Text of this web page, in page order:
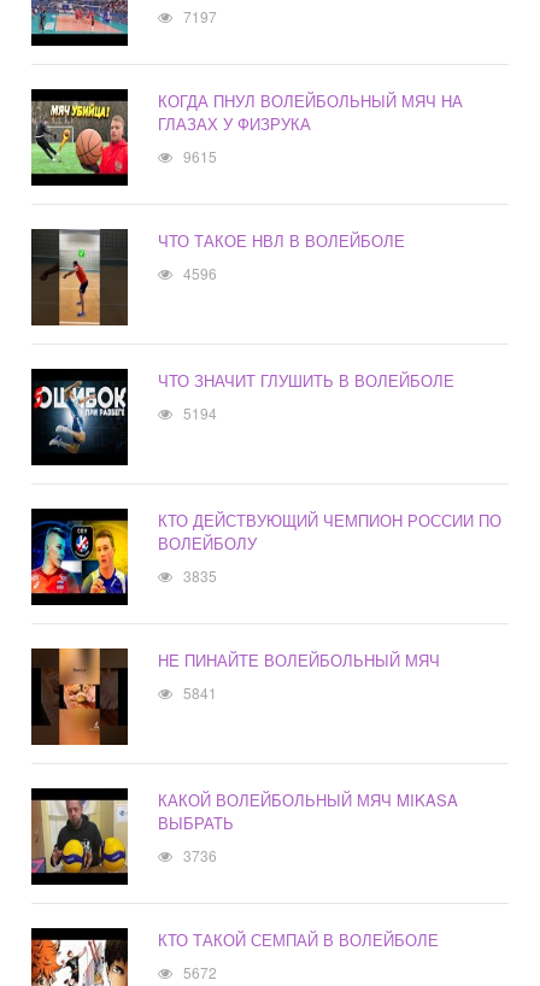
7197
КОГДА ПНУЛ ВОЛЕЙБОЛЬНЫЙ МЯЧ НА
ГЛАЗАХ У ФИЗРУКА
9615
ЧТО ТАКОЕ НВЛ В ВОЛЕЙБОЛЕ
4596
ЧТО ЗНАЧИТ ГЛУШИТЬ В ВОЛЕЙБОЛЕ
5194
КТО ДЕЙСТВУЮЩИЙ ЧЕМПИОН РОССИИ ПО
ВОЛЕЙБОЛУ
3835
НЕ ПИНАЙТЕ ВОЛЕЙБОЛЬНЫЙ МЯЧ
5841
КАКОЙ ВОЛЕЙБОЛЬНЫЙ МЯЧ MIKASA
ВЫБРАТЬ
3736
КТО ТАКОЙ СЕМПАЙ В ВОЛЕЙБОЛЕ
5672